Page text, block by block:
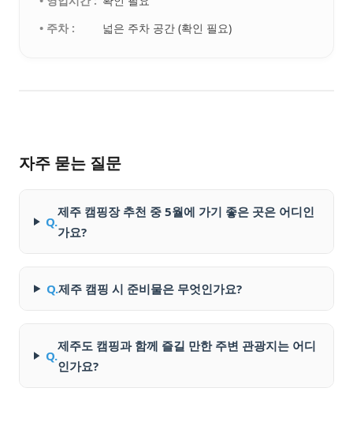
• 주차 :
넓은 주차 공간 (확인 필요)
자주 묻는 질문
Q.
제주 캠핑장 추천 중 5월에 가기 좋은 곳은 어디인
가요?
Q.제주 캠핑 시 준비물은 무엇인가요?
Q.
제주도 캠핑과 함께 즐길 만한 주변 관광지는 어디
인가요?